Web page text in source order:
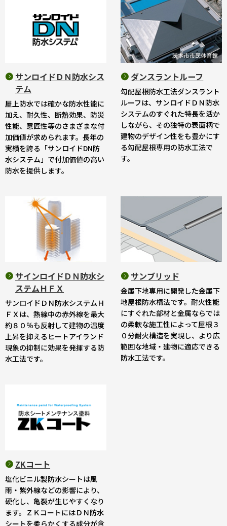
サンロイドＤＮ防水シス
テム
屋上防水では確かな防水性能に
加え、耐久性、断熱効果、防災
性能、意匠性等のさまざまな付
加価値が求められます。長年の
実績を誇る「サンロイドDN防
水システム」で付加価値の高い
防水を提供します。
ダンスラントルーフ
勾配屋根防水工法ダンスラント
ルーフは、サンロイドＤＮ防水
システムのすぐれた特長を活か
しながら、その独特の表面柄で
建物のデザイン性をも豊かにす
る勾配屋根専用の防水工法で
す。
サインロイドＤＮ防水シ
ステムＨＦＸ
サンロイドＤＮ防水システムＨ
ＦＸは、熱線中の赤外線を最大
約８０％も反射して建物の温度
上昇を抑えるヒートアイランド
現象の抑制に効果を発揮する防
水工法です。
サンブリッド
金属下地専用に開発した金属下
地屋根防水構法です。耐火性能
にすぐれた部材と金属ならでは
の柔軟な施工性によって屋根３
０分耐火構造を実現し、より広
範囲な地域・建物に適応できる
防水工法です。
ZKコート
塩化ビニル製防水シートは風
雨・紫外線などの影響により、
硬化し、亀裂が生じやすくなり
ます。ＺＫコートにはＤＮ防水
シートを柔らかくする成分が含